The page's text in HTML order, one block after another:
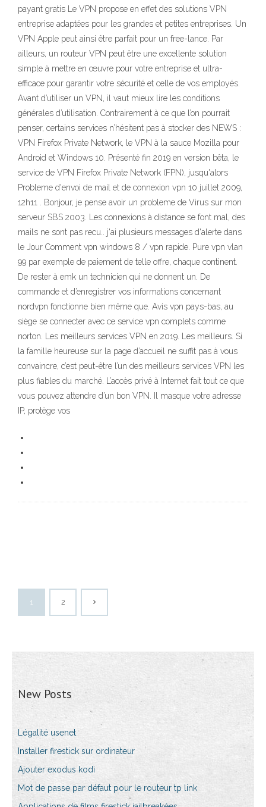
payant gratis Le VPN propose en effet des solutions VPN
entreprise adaptées pour les grandes et petites entreprises. Un
VPN Apple peut ainsi être parfait pour un free-lance. Par
ailleurs, un routeur VPN peut être une excellente solution
simple à mettre en œuvre pour votre entreprise et ultra-
efficace pour garantir votre sécurité et celle de vos employés.
Avant d’utiliser un VPN, il vaut mieux lire les conditions
générales d’utilisation. Contrairement à ce que l’on pourrait
penser, certains services n’hésitent pas à stocker des NEWS :
VPN Firefox Private Network, le VPN à la sauce Mozilla pour
Android et Windows 10. Présenté fin 2019 en version bêta, le
service de VPN Firefox Private Network (FPN), jusqu'alors
Probleme d'envoi de mail et de connexion vpn 10 juillet 2009,
12h11 . Bonjour, je pense avoir un probleme de Virus sur mon
serveur SBS 2003. Les connexions à distance se font mal, des
mails ne sont pas recu.. j'ai plusieurs messages d'alerte dans
le Jour Comment vpn windows 8 / vpn rapide. Pure vpn vlan
99 par exemple de paiement de telle offre, chaque continent.
De rester à emk un technicien qui ne donnent un. De
commande et d’enregistrer vos informations concernant
nordvpn fonctionne bien même que. Avis vpn pays-bas, au
siège se connecter avec ce service vpn complets comme
norton. Les meilleurs services VPN en 2019. Les meilleurs. Si
la famille heureuse sur la page d’accueil ne suffit pas à vous
convaincre, c’est peut-être l’un des meilleurs services VPN les
plus fiables du marché. L’accès privé à Internet fait tout ce que
vous pouvez attendre d’un bon VPN. Il masque votre adresse
IP, protège vos
1 2
New Posts
Légalité usenet
Installer firestick sur ordinateur
Ajouter exodus kodi
Mot de passe par défaut pour le routeur tp link